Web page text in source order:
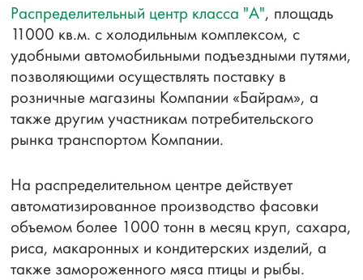
Распределительный центр класса "А", площадь
11000 кв.м. с холодильным комплексом, с
удобными автомобильными подъездными путями,
позволяющими осуществлять поставку в
розничные магазины Компании «Байрам», а
также другим участникам потребительского
рынка транспортом Компании.
На распределительном центре действует
автоматизированное производство фасовки
объемом более 1000 тонн в месяц круп, сахара,
риса, макаронных и кондитерских изделий, а
также замороженного мяса птицы и рыбы.